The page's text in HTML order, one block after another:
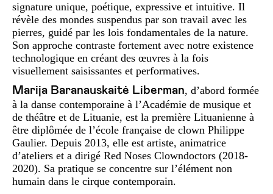
signature unique, poétique, expressive et intuitive. Il
révèle des mondes suspendus par son travail avec les
pierres, guidé par les lois fondamentales de la nature.
Son approche contraste fortement avec notre existence
technologique en créant des œuvres à la fois
visuellement saisissantes et performatives.
Marija Baranauskaitė Liberman, d’abord formée
à la danse contemporaine à l’Académie de musique et
de théâtre et de Lituanie, est la première Lituanienne à
être diplômée de l’école française de clown Philippe
Gaulier. Depuis 2013, elle est artiste, animatrice
d’ateliers et a dirigé Red Noses Clowndoctors (2018-
2020). Sa pratique se concentre sur l’élément non
humain dans le cirque contemporain.